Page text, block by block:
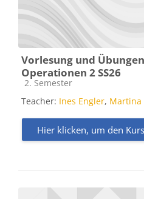
Vorlesung und
Operationen 2 SS26
Kursbereich
2. Semester
Teacher: Ines Engler, Martina
Hier klicken, um den